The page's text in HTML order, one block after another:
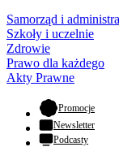
Samorząd i
Szkoły i uczelnie
Zdrowie
Prawo dla każdego
Akty Prawne
Promocje-
Newsletter
Podcasty